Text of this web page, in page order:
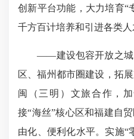
创新平台功能，大力培育“
千方百计培养和引进各类人
——建设包容开放之城
区、福州都市圈建设，拓
闽（三明）文旅合作，
接“海丝”核心区和福建自
由化、便利化水平。实施“